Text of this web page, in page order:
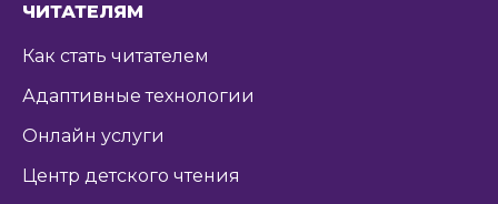
ЧИТАТЕЛЯМ
Как стать читателем
Адаптивные технологии
Онлайн услуги
Центр детского чтения